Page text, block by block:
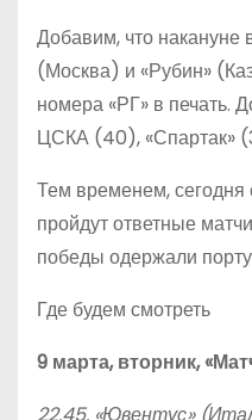
Добавим, что накануне
(Москва) и «Рубин»
номера «РГ» в печать.
ЦСКА (40), «Спартак»
Тем временем, сегодня
пройдут ответные
победы одержали
Где будем смотреть
9 марта, вторник,